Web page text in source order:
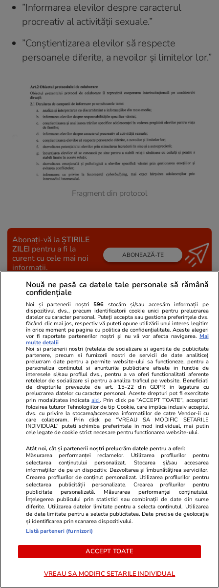
”Informarea elevilor despre caracterul
procreativ al activității sexuale.”
”Conștientizarea elevilor să respecte
persoanele diferite, a nevoilor și limitelor lor.”
Fragment din protocol
Abonați-vă la ȘTIRILE
ZILEI pentru a fi la
curent cu cele mai noi
informații.
ABONEAZĂ-TE
URMĂREȘTE CEL MAI NOU VIDEO
Sorin Rîndașu despre Centrala Nucleară de la
Cernavodă, în condițiile în care Dunărea a secat:
„Sunt două săptămâni în care trebuie găsite
soluții”
Share Comentează
Abonați-vă la canalul Libertatea de WhatsApp pentru
Nouă ne pasă ca datele tale personale să rămână
confidențiale
Noi și partenerii noștri 596 stocăm și/sau accesăm informații pe
dispozitivul dvs., precum identificatorii cookie unici pentru prelucrarea
datelor cu caracter personal. Puteți accepta sau gestiona preferințele dvs.
făcând clic mai jos, respectiv vă puteți opune utilizării unui interes legitim
în orice moment pe pagina cu politica de confidențialitate. Aceste alegeri
vor fi raportate partenerilor noștri și nu vă vor afecta navigarea. Mai
multe detalii
Noi si partenerii nostri (retelele de socializare si agentiile de publicitate
partenere, precum si furnizorii nostri de servicii de date analitice)
prelucram date pentru a permite website-ului sa functioneze, pentru a
personaliza continutul si anunturile publicitare afisate in functie de
interesele si/sau profilul dvs., pentru a va oferi functionalitati aferente
retelelor de socializare si pentru a analiza traficul pe website. Beneficiati
de drepturile prevazute de art. 15-22 din GDPR in legatura cu
prelucrarea datelor cu caracter personal. Aceste drepturi pot fi exercitate
prin modalitatea indicataaici. Prin click pe “ACCEPT TOATE”, acceptati
folosirea tuturor Tehnologiilor de tip Cookie, care implica inclusiv acceptul
dvs. cu privire la stocarea/accesarea informatiilor de catre Vendor-ii cu
care colaboram. Prin click pe “VREAU SA MODIFIC SETARILE
INDIVIDUAL” puteti schimba preferintele in mod individual, mai putin
cele legate de cookie strict necesare pentru functionarea website-ului.
Atât noi, cât și partenerii noștri prelucrăm datele pentru a oferi:
Măsurarea performanței reclamelor. Utilizarea profilurilor pentru
selectarea conținutului personalizat. Stocarea și/sau accesarea
informațiilor de pe un dispozitiv. Dezvoltarea și îmbunătățirea serviciilor.
Crearea profilurilor de conținut personalizat. Utilizarea profilurilor pentru
selectarea publicității personalizate. Crearea profilurilor pentru
publicitate personalizată. Măsurarea performanței conținutului.
Înțelegerea publicului prin statistici sau combinații de date din surse
diferite. Utilizarea datelor limitate pentru a selecta conținutul. Utilizarea
de date limitate pentru a selecta publicitatea. Date precise de geolocație
și identificarea prin scanarea dispozitivului.
Listă parteneri (furnizori)
ACCEPT TOATE
VREAU SA MODIFIC SETARILE INDIVIDUAL